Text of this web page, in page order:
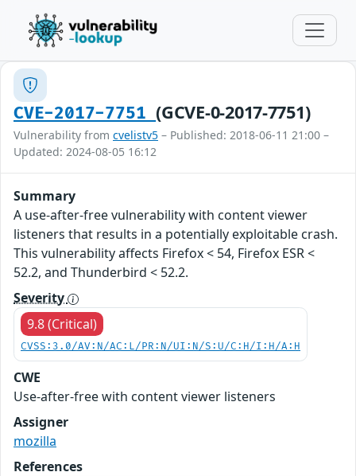
CVE-2017-7751(GCVE-0-2017-7751)
Vulnerability from cvelistv5 – Published: 2018-06-11 21:00 –
Updated: 2024-08-05 16:12
Summary
A use-after-free vulnerability with content viewer
listeners that results in a potentially exploitable crash.
This vulnerability affects Firefox < 54, Firefox ESR <
52.2, and Thunderbird < 52.2.
Severity
9.8 (Critical)
CVSS:3.0/AV:N/AC:L/PR:N/UI:N/S:U/C:H/I:H/A:H
CWE
Use-after-free with content viewer listeners
Assigner
mozilla
References